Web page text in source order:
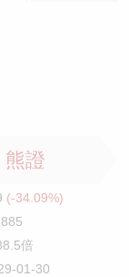
熊證
(-34.09%)
倍
01-30